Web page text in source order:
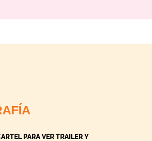
PARA VER TRAILER Y